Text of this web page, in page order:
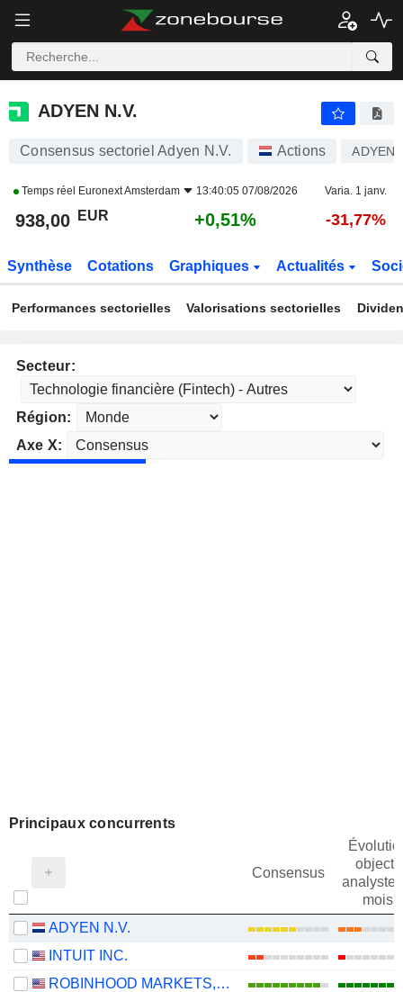
ADYEN N.V.
ADYEN N.V.
Consensus sectoriel Adyen N.V. Actions ADYEN
Temps réel Euronext Amsterdam 13:40:05 07/08/2026 Varia. 1 janv.
938,00 EUR +0,51% -31,77%
Synthèse Cotations Graphiques Actualités
Performances sectorielles Valorisations sectorielles
Secteur:
Région:
Axe X:
Principaux concurrents
Consensus
objectif
mois
ADYEN N.V.
INTUIT INC.
ROBINHOOD MARKETS, INC.